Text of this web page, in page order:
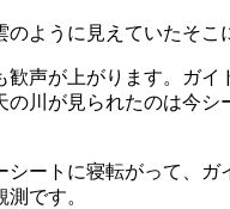
のように見えていたそこ
歓声が上がります。ガイ
の川が見られたのは今シ
シートに寝転がって、ガ
です。